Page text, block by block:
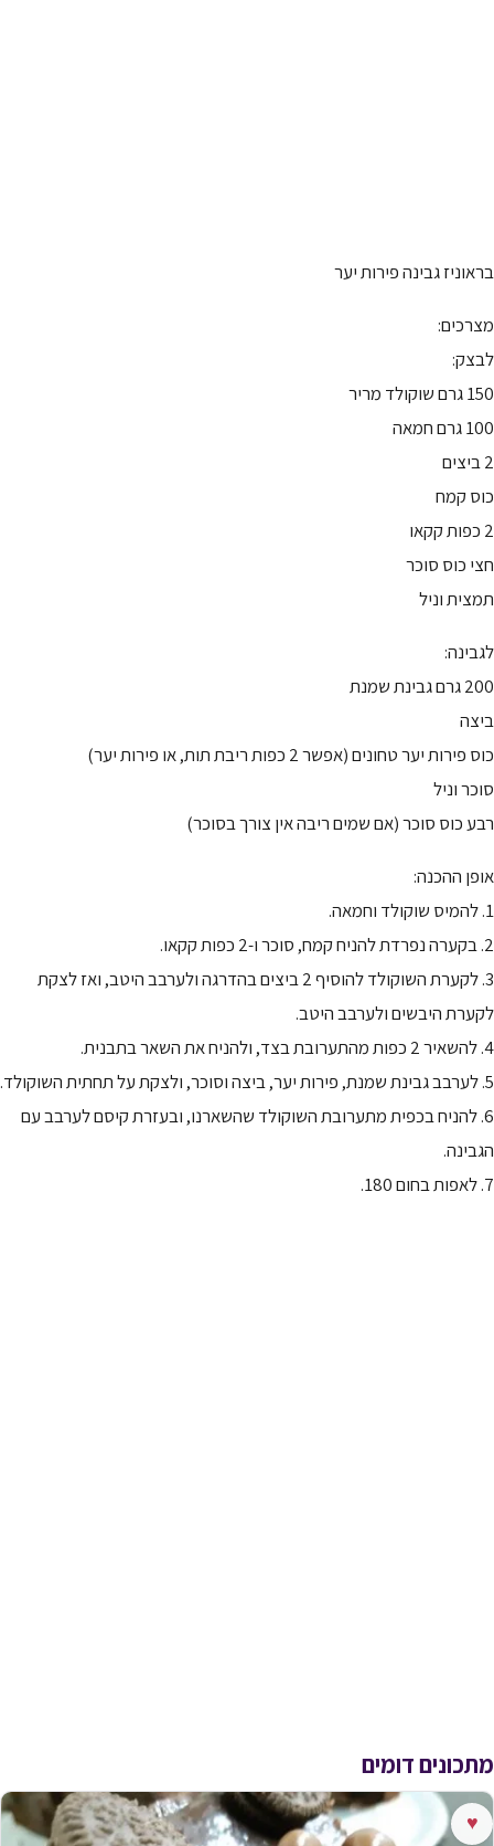
בראוניז גבינה פירות יער
מצרכים:
לבצק:
150 גרם שוקולד מריר
100 גרם חמאה
2 ביצים
כוס קמח
2 כפות קקאו
חצי כוס סוכר
תמצית וניל
לגבינה:
200 גרם גבינת שמנת
ביצה
כוס פירות יער טחונים (אפשר 2 כפות ריבת תות, או פירות יער)
סוכר וניל
רבע כוס סוכר (אם שמים ריבה אין צורך בסוכר)
אופן ההכנה:
1. להמיס שוקולד וחמאה.
2. בקערה נפרדת להניח קמח, סוכר ו-2 כפות קקאו.
3. לקערת השוקולד להוסיף 2 ביצים בהדרגה ולערבב היטב, ואז לצקת
לקערת היבשים ולערבב היטב.
4. להשאיר 2 כפות מהתערובת בצד, ולהניח את השאר בתבנית.
5. לערבב גבינת שמנת, פירות יער, ביצה וסוכר, ולצקת על תחתית השוקולד.
6. להניח בכפית מתערובת השוקולד שהשארנו, ובעזרת קיסם לערבב עם
הגבינה.
7. לאפות בחום 180.
מתכונים דומים
♥